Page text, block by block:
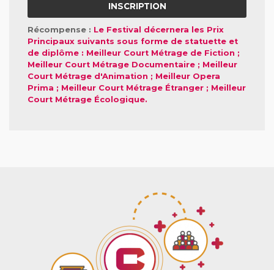
INSCRIPTION
Récompense : Le Festival décernera les Prix
Principaux suivants sous forme de statuette et
de diplôme : Meilleur Court Métrage de Fiction ;
Meilleur Court Métrage Documentaire ; Meilleur
Court Métrage d'Animation ; Meilleur Opera
Prima ; Meilleur Court Métrage Étranger ; Meilleur
Court Métrage Écologique.